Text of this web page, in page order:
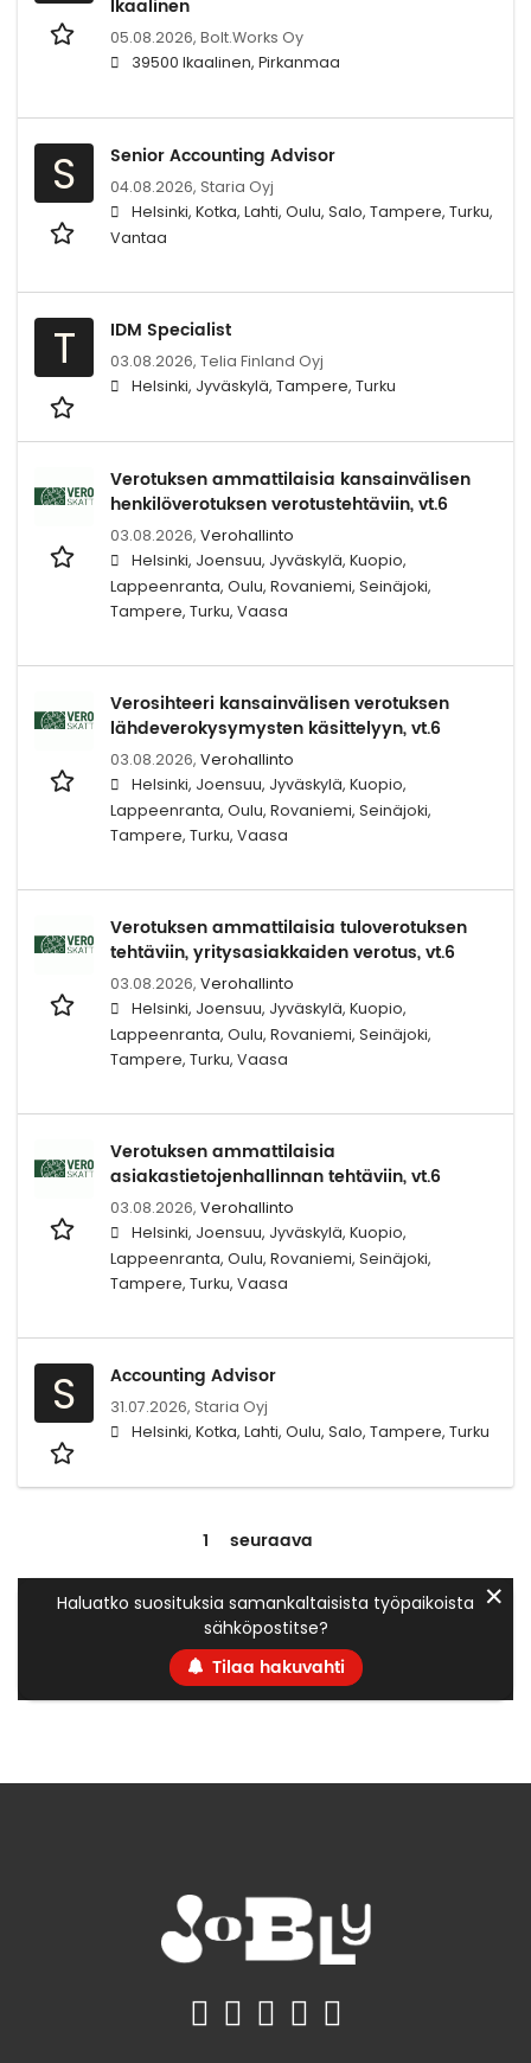
Ikaalinen
05.08.2026, Bolt.Works Oy
39500 Ikaalinen, Pirkanmaa
S Senior Accounting Advisor
04.08.2026, Staria Oyj
Helsinki, Kotka, Lahti, Oulu, Salo, Tampere, Turku,
Vantaa
T IDM Specialist
03.08.2026, Telia Finland Oyj
Helsinki, Jyväskylä, Tampere, Turku
Verotuksen ammattilaisia kansainvälisen
henkilöverotuksen verotustehtäviin, vt.6
03.08.2026, Verohallinto
Helsinki, Joensuu, Jyväskylä, Kuopio,
Lappeenranta, Oulu, Rovaniemi, Seinäjoki,
Tampere, Turku, Vaasa
Verosihteeri kansainvälisen verotuksen
lähdeverokysymysten käsittelyyn, vt.6
03.08.2026, Verohallinto
Helsinki, Joensuu, Jyväskylä, Kuopio,
Lappeenranta, Oulu, Rovaniemi, Seinäjoki,
Tampere, Turku, Vaasa
Verotuksen ammattilaisia tuloverotuksen
tehtäviin, yritysasiakkaiden verotus, vt.6
03.08.2026, Verohallinto
Helsinki, Joensuu, Jyväskylä, Kuopio,
Lappeenranta, Oulu, Rovaniemi, Seinäjoki,
Tampere, Turku, Vaasa
Verotuksen ammattilaisia
asiakastietojenhallinnan tehtäviin, vt.6
03.08.2026, Verohallinto
Helsinki, Joensuu, Jyväskylä, Kuopio,
Lappeenranta, Oulu, Rovaniemi, Seinäjoki,
Tampere, Turku, Vaasa
S Accounting Advisor
31.07.2026, Staria Oyj
Helsinki, Kotka, Lahti, Oulu, Salo, Tampere, Turku
1 seuraava
Haluatko suosituksia samankaltaisista työpaikoista
sähköpostitse?
Tilaa hakuvahti
✕